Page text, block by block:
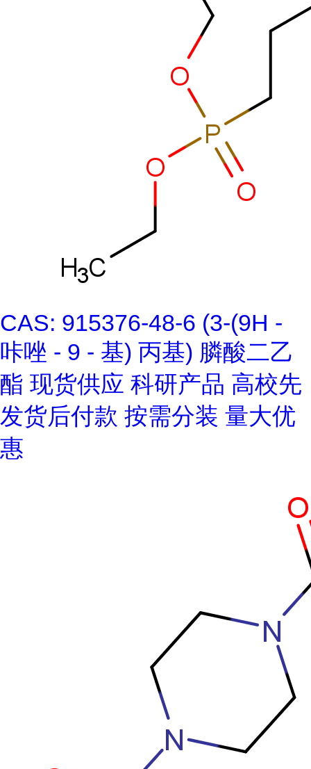
CAS: 915376-48-6 (3-(9H -
咔唑 - 9 - 基) 丙基) 膦酸二乙
酯 现货供应 科研产品 高校先
发货后付款 按需分装 量大优
惠